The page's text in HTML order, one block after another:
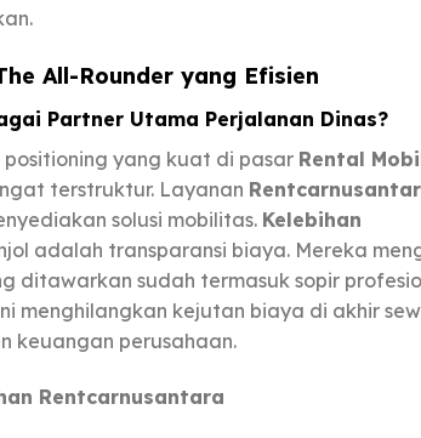
All-Rounder yang Efisien
Partner Utama Perjalanan Dinas?
yang kuat di pasar Rental
terstruktur. Layanan
solusi mobilitas. Kelebihan
adalah transparansi biaya. Mereka
ditawarkan sudah termasuk sopir
menghilangkan kejutan biaya di akhir
keuangan perusahaan.
Rentcarnusantara